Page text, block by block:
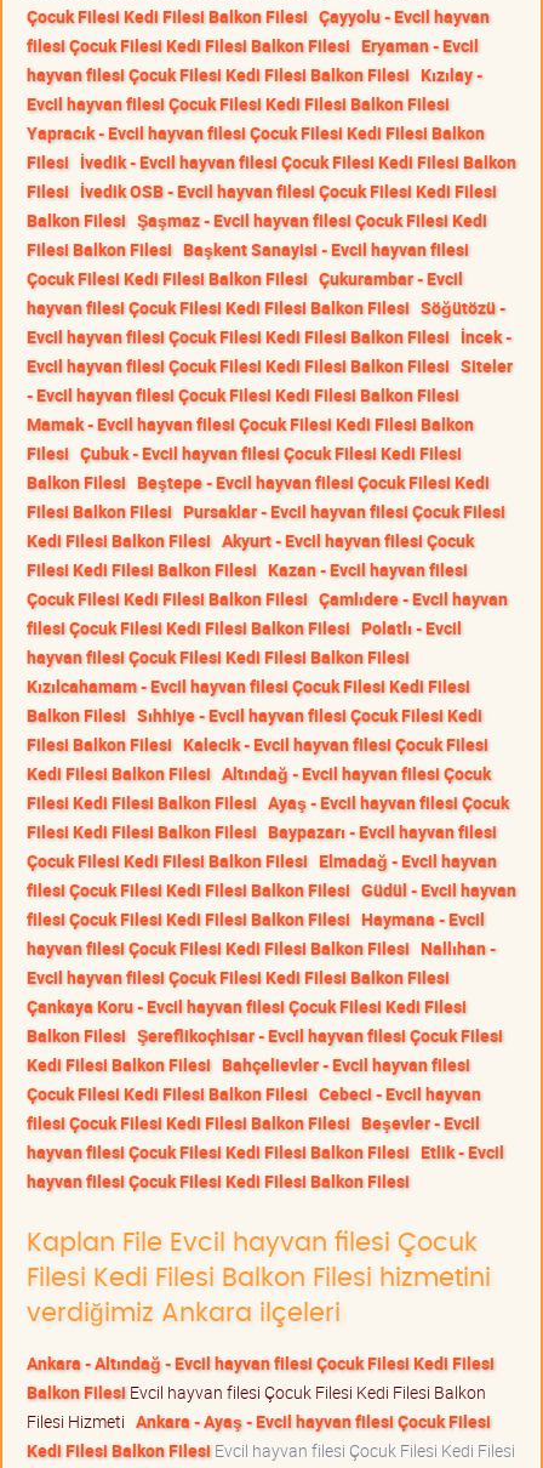
Çocuk Filesi Kedi Filesi Balkon Filesi Çayyolu - Evcil hayvan
filesi Çocuk Filesi Kedi Filesi Balkon Filesi Eryaman - Evcil
hayvan filesi Çocuk Filesi Kedi Filesi Balkon Filesi Kızılay -
Evcil hayvan filesi Çocuk Filesi Kedi Filesi Balkon Filesi
Yapracık - Evcil hayvan filesi Çocuk Filesi Kedi Filesi Balkon
Filesi İvedik - Evcil hayvan filesi Çocuk Filesi Kedi Filesi Balkon
Filesi İvedik OSB - Evcil hayvan filesi Çocuk Filesi Kedi Filesi
Balkon Filesi Şaşmaz - Evcil hayvan filesi Çocuk Filesi Kedi
Filesi Balkon Filesi Başkent Sanayisi - Evcil hayvan filesi
Çocuk Filesi Kedi Filesi Balkon Filesi Çukurambar - Evcil
hayvan filesi Çocuk Filesi Kedi Filesi Balkon Filesi Söğütözü -
Evcil hayvan filesi Çocuk Filesi Kedi Filesi Balkon Filesi İncek -
Evcil hayvan filesi Çocuk Filesi Kedi Filesi Balkon Filesi Siteler
- Evcil hayvan filesi Çocuk Filesi Kedi Filesi Balkon Filesi
Mamak - Evcil hayvan filesi Çocuk Filesi Kedi Filesi Balkon
Filesi Çubuk - Evcil hayvan filesi Çocuk Filesi Kedi Filesi
Balkon Filesi Beştepe - Evcil hayvan filesi Çocuk Filesi Kedi
Filesi Balkon Filesi Pursaklar - Evcil hayvan filesi Çocuk Filesi
Kedi Filesi Balkon Filesi Akyurt - Evcil hayvan filesi Çocuk
Filesi Kedi Filesi Balkon Filesi Kazan - Evcil hayvan filesi
Çocuk Filesi Kedi Filesi Balkon Filesi Çamlıdere - Evcil hayvan
filesi Çocuk Filesi Kedi Filesi Balkon Filesi Polatlı - Evcil
hayvan filesi Çocuk Filesi Kedi Filesi Balkon Filesi
Kızılcahamam - Evcil hayvan filesi Çocuk Filesi Kedi Filesi
Balkon Filesi Sıhhiye - Evcil hayvan filesi Çocuk Filesi Kedi
Filesi Balkon Filesi Kalecik - Evcil hayvan filesi Çocuk Filesi
Kedi Filesi Balkon Filesi Altındağ - Evcil hayvan filesi Çocuk
Filesi Kedi Filesi Balkon Filesi Ayaş - Evcil hayvan filesi Çocuk
Filesi Kedi Filesi Balkon Filesi Baypazarı - Evcil hayvan filesi
Çocuk Filesi Kedi Filesi Balkon Filesi Elmadağ - Evcil hayvan
filesi Çocuk Filesi Kedi Filesi Balkon Filesi Güdül - Evcil hayvan
filesi Çocuk Filesi Kedi Filesi Balkon Filesi Haymana - Evcil
hayvan filesi Çocuk Filesi Kedi Filesi Balkon Filesi Nallıhan -
Evcil hayvan filesi Çocuk Filesi Kedi Filesi Balkon Filesi
Çankaya Koru - Evcil hayvan filesi Çocuk Filesi Kedi Filesi
Balkon Filesi Şereflikoçhisar - Evcil hayvan filesi Çocuk Filesi
Kedi Filesi Balkon Filesi Bahçelievler - Evcil hayvan filesi
Çocuk Filesi Kedi Filesi Balkon Filesi Cebeci - Evcil hayvan
filesi Çocuk Filesi Kedi Filesi Balkon Filesi Beşevler - Evcil
hayvan filesi Çocuk Filesi Kedi Filesi Balkon Filesi Etlik - Evcil
hayvan filesi Çocuk Filesi Kedi Filesi Balkon Filesi
Kaplan File Evcil hayvan filesi Çocuk
Filesi Kedi Filesi Balkon Filesi hizmetini
verdiğimiz Ankara ilçeleri
Ankara - Altındağ - Evcil hayvan filesi Çocuk Filesi Kedi Filesi
Balkon Filesi Evcil hayvan filesi Çocuk Filesi Kedi Filesi Balkon
Filesi Hizmeti Ankara - Ayaş - Evcil hayvan filesi Çocuk Filesi
Kedi Filesi Balkon Filesi Evcil hayvan filesi Çocuk Filesi Kedi Filesi